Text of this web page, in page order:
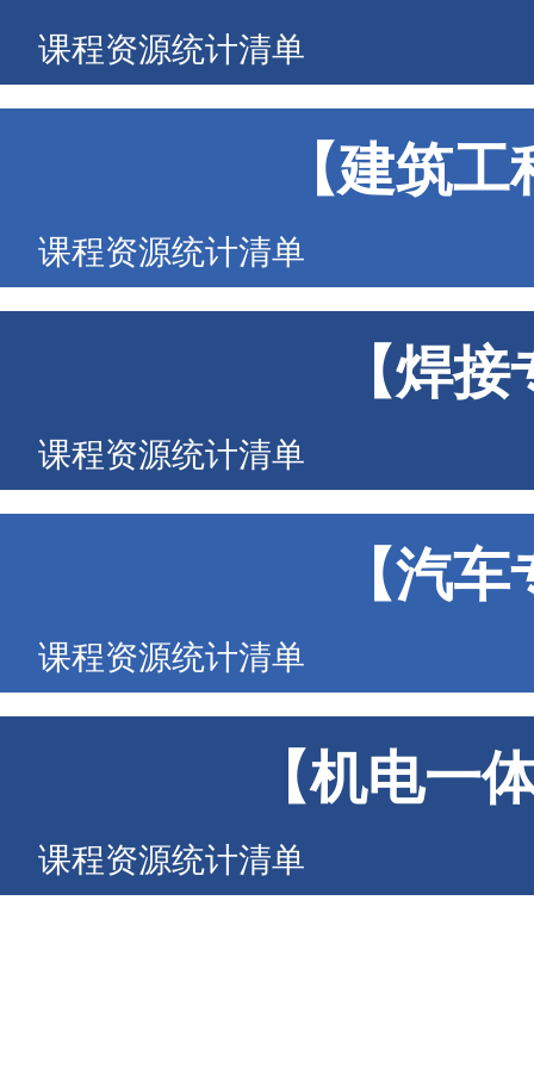
课程资源统计清单
【建筑
课程资源统计清单
【焊
课程资源统计清单
【汽
课程资源统计清单
【机电一
课程资源统计清单